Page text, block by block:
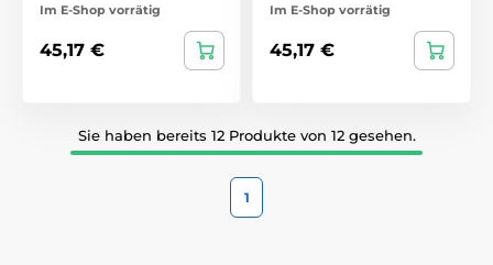
Im E-Shop vorrätig
45,17 €
Im E-Shop vorrätig
45,17 €
Sie haben bereits 12 Produkte von 12 gesehen.
1